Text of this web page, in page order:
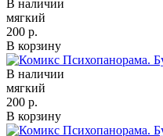
В наличии
мягкий
200 р.
В корзину
В наличии
мягкий
200 р.
В корзину